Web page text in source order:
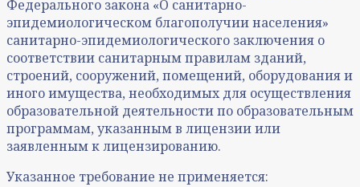
Федерального закона «О санитарно-
эпидемиологическом благополучии населения»
санитарно-эпидемиологического заключения о
соответствии санитарным правилам зданий,
строений, сооружений, помещений, оборудования и
иного имущества, необходимых для осуществления
образовательной деятельности по образовательным
программам, указанным в лицензии или
заявленным к лицензированию.
Указанное требование не применяется: